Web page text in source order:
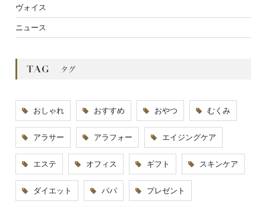
ヴォイス
ニュース
おしゃれ おすすめ おやつ むくみ
アラサー アラフォー エイジングケア
エステ オフィス ギフト スキンケア
ダイエット パパ プレゼント